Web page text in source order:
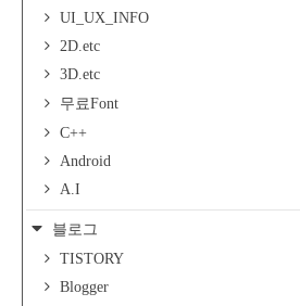
UI_UX_INFO
2D.etc
3D.etc
무료Font
C++
Android
A.I
블로그
TISTORY
Blogger